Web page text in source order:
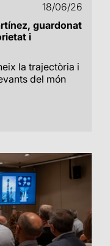
18/06/26
guardonat
i
la trajectòria i
del món